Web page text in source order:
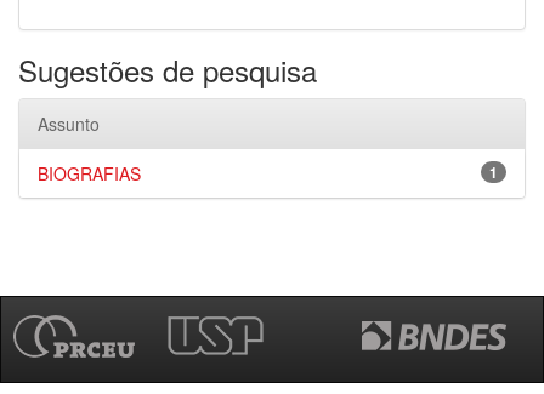
Sugestões de pesquisa
Assunto
1
BIOGRAFIAS